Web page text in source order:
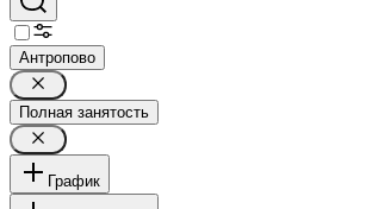
Антропово
Полная занятость
График